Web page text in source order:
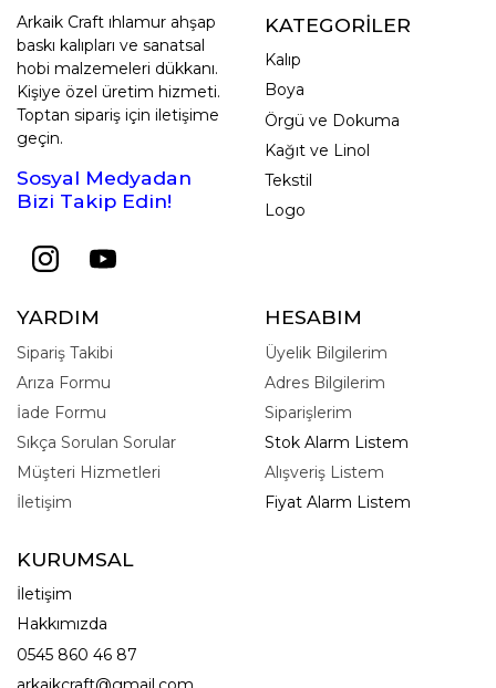
Arkaik Craft ıhlamur ahşap
baskı kalıpları ve sanatsal
hobi malzemeleri dükkanı.
Kişiye özel üretim hizmeti.
Toptan sipariş için iletişime
geçin.
Sosyal Medyadan
Bizi Takip Edin!
KATEGORİLER
Kalıp
Boya
Örgü ve Dokuma
Kağıt ve Linol
Tekstil
Logo
YARDIM
Sipariş Takibi
Arıza Formu
İade Formu
Sıkça Sorulan Sorular
Müşteri Hizmetleri
İletişim
HESABIM
Üyelik Bilgilerim
Adres Bilgilerim
Siparişlerim
Stok Alarm Listem
Alışveriş Listem
Fiyat Alarm Listem
KURUMSAL
İletişim
Hakkımızda
0545 860 46 87